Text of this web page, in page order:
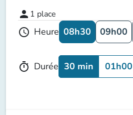
person 1 place
schedule Heure 08h30 09h00
timer Durée 30 min 01h00